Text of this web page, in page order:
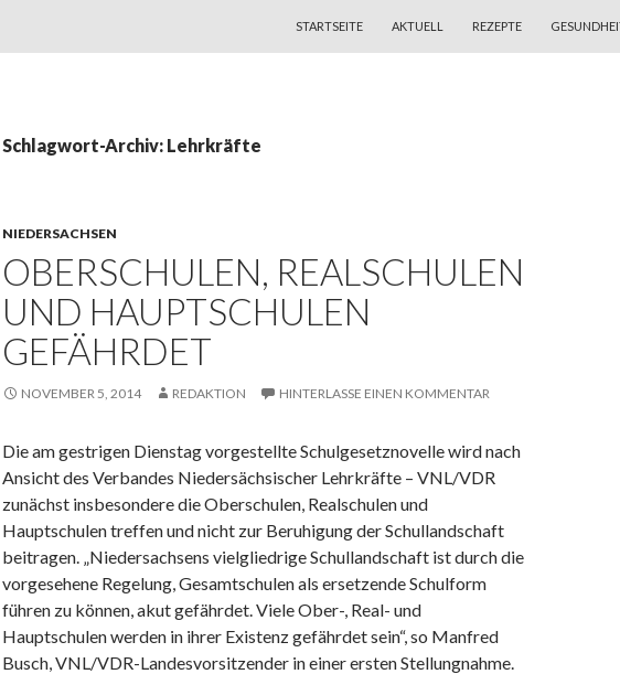
STARTSEITE
AKTUELL REZEPTE
Schlagwort-Archiv: Lehrkräfte
NIEDERSACHSEN
OBERSCHULEN, REALSCHULEN
UND HAUPTSCHULEN
GEFÄHRDET
NOVEMBER 5, 2014 REDAKTION HINTERLASSE EINEN KOMMENTAR
Die am gestrigen Dienstag vorgestellte Schulgesetznovelle wird nach
Ansicht des Verbandes Niedersächsischer Lehrkräfte – VNL/VDR
zunächst insbesondere die Oberschulen, Realschulen und
Hauptschulen treffen und nicht zur Beruhigung der Schullandschaft
beitragen. „Niedersachsens vielgliedrige Schullandschaft ist durch die
vorgesehene Regelung, Gesamtschulen als ersetzende Schulform
führen zu können, akut gefährdet. Viele Ober-, Real- und
Hauptschulen werden in ihrer Existenz gefährdet sein“, so Manfred
Busch, VNL/VDR-Landesvorsitzender in einer ersten Stellungnahme.